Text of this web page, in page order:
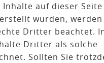
Inhalte auf dieser
wurden, werden
Dritter beachtet.
Dritter als solche
Sollten Sie